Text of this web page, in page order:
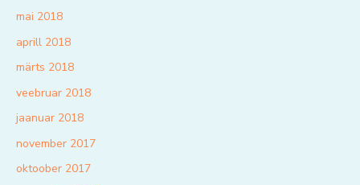
mai 2018
aprill 2018
märts 2018
veebruar 2018
jaanuar 2018
november 2017
oktoober 2017